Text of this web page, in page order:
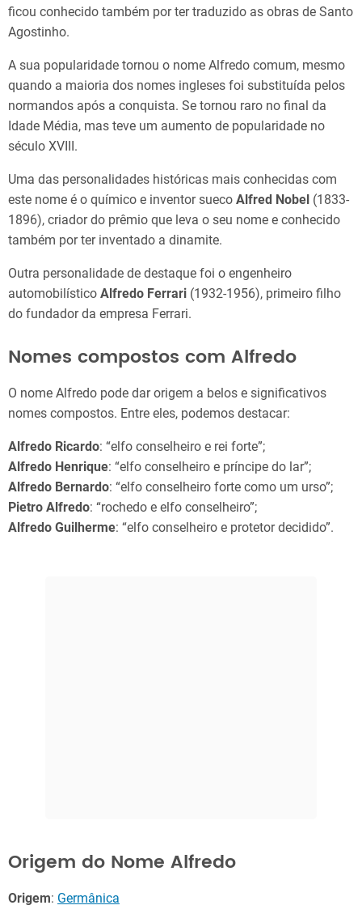
ficou conhecido também por ter traduzido as obras de Santo
Agostinho.
A sua popularidade tornou o nome Alfredo comum, mesmo
quando a maioria dos nomes ingleses foi substituída pelos
normandos após a conquista. Se tornou raro no final da
Idade Média, mas teve um aumento de popularidade no
século XVIII.
Uma das personalidades históricas mais conhecidas com
este nome é o químico e inventor sueco Alfred Nobel (1833-
1896), criador do prêmio que leva o seu nome e conhecido
também por ter inventado a dinamite.
Outra personalidade de destaque foi o engenheiro
automobilístico Alfredo Ferrari (1932-1956), primeiro filho
do fundador da empresa Ferrari.
Nomes compostos com Alfredo
O nome Alfredo pode dar origem a belos e significativos
nomes compostos. Entre eles, podemos destacar:
Alfredo Ricardo: “elfo conselheiro e rei forte”;
Alfredo Henrique: “elfo conselheiro e príncipe do lar”;
Alfredo Bernardo: “elfo conselheiro forte como um urso”;
Pietro Alfredo: “rochedo e elfo conselheiro”;
Alfredo Guilherme: “elfo conselheiro e protetor decidido”.
Origem do Nome Alfredo
Origem: Germânica